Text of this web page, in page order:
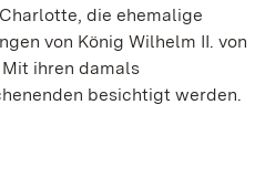
die ehemalige
von König Wilhelm II. von
ihren damals
besichtigt werden.